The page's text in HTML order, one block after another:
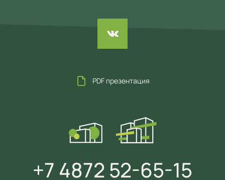
PDF презентация
+7 4872 52-65-15